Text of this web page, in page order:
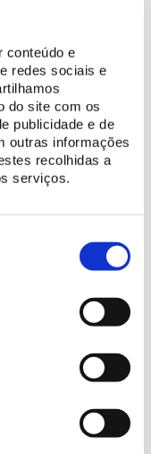
conteúdo e
redes sociais e
do site com os
publicidade e de
outras informações
recolhidas a
serviços.
em se
ou incapacidade de
linguagem,
de comportamento.
que
e outros eventos,
subsiste sobre esta
como o Coliseu
iluminados de
emblemáticos,